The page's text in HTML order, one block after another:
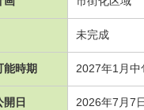
未完成
能時期 2027年1月中
開日 2026年7月7